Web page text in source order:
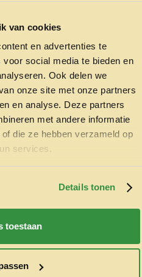
van cookies
en advertenties te
social media te bieden en
Ook delen we
onze site met onze partners
en analyse. Deze partners
met andere informatie
die ze hebben verzameld op
services.
Details tonen
toestaan
KORTING OP
BESTELLING!
korting
akkoord met het ontvangen van
geen korting